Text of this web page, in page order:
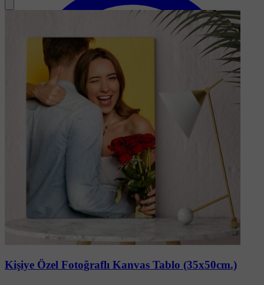
Kişiye Özel Fotoğraflı Kanvas Tablo (35x50cm.)